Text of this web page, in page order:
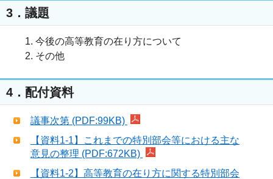
3．議題
今後の高等教育の在り方について
その他
4．配付資料
議事次第 (PDF:99KB)
【資料1-1】これまでの特別部会等における主な
意見の整理 (PDF:672KB)
【資料1-2】高等教育の在り方に関する特別部会